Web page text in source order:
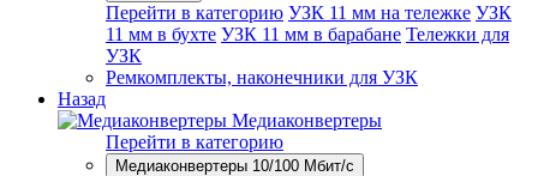
Перейти в категорию УЗК 11 мм на тележке УЗК
11 мм в бухте УЗК 11 мм в барабане Тележки для
УЗК
Ремкомплекты, наконечники для УЗК
Назад
Медиаконвертеры
Перейти в категорию
Медиаконвертеры 10/100 Мбит/с